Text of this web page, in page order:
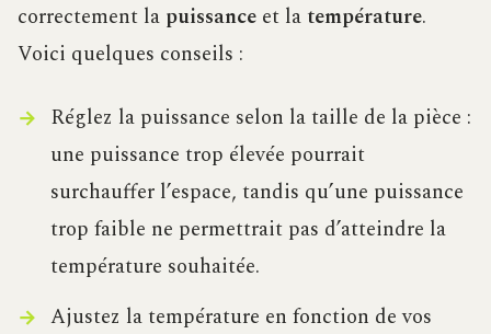
correctement la puissance et la température.
Voici quelques conseils :
Réglez la puissance selon la taille de la pièce :
une puissance trop élevée pourrait
surchauffer l’espace, tandis qu’une puissance
trop faible ne permettrait pas d’atteindre la
température souhaitée.
Ajustez la température en fonction de vos